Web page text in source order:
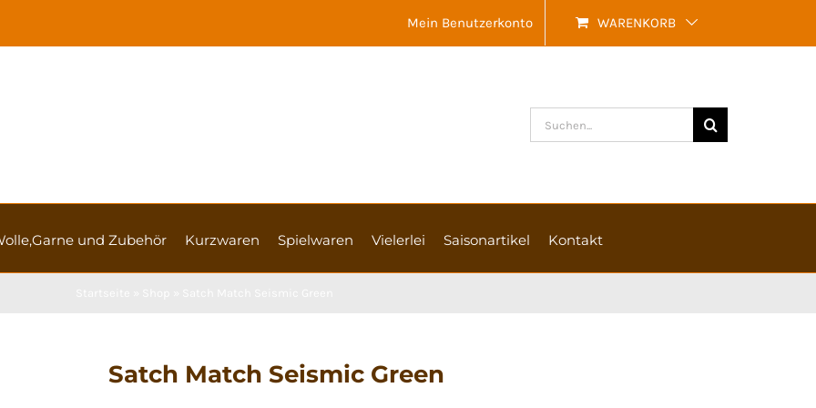
Mein Benutzerkonto WARENKORB
Suche
nach:
und Zubehör Kurzwaren Spielwaren Vielerlei Saisonartikel Kontakt
Satch Match Seismic Green